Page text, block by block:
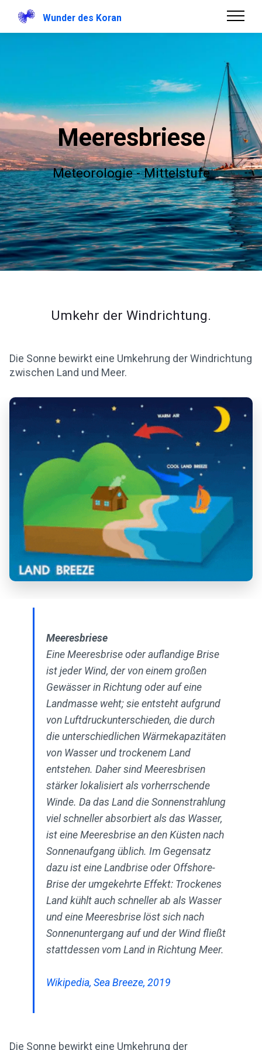
Wunder des Koran
Meeresbriese
Meteorologie - Mittelstufe
Umkehr der Windrichtung.
Die Sonne bewirkt eine Umkehrung der Windrichtung
zwischen Land und Meer.
Meeresbriese
Eine Meeresbrise oder auflandige Brise
ist jeder Wind, der von einem großen
Gewässer in Richtung oder auf eine
Landmasse weht; sie entsteht aufgrund
von Luftdruckunterschieden, die durch
die unterschiedlichen Wärmekapazitäten
von Wasser und trockenem Land
entstehen. Daher sind Meeresbrisen
stärker lokalisiert als vorherrschende
Winde. Da das Land die Sonnenstrahlung
viel schneller absorbiert als das Wasser,
ist eine Meeresbrise an den Küsten nach
Sonnenaufgang üblich. Im Gegensatz
dazu ist eine Landbrise oder Offshore-
Brise der umgekehrte Effekt: Trockenes
Land kühlt auch schneller ab als Wasser
und eine Meeresbrise löst sich nach
Sonnenuntergang auf und der Wind fließt
stattdessen vom Land in Richtung Meer.
Wikipedia, Sea Breeze, 2019
Die Sonne bewirkt eine Umkehrung der